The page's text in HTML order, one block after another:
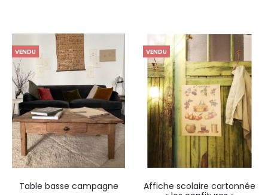
VENDU
Table basse campagne
VENDU
Affiche scolaire cartonnée